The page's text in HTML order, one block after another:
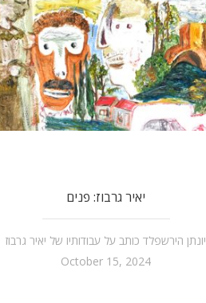
יאיר גרבוז: פנים
יונתן הירשפלד כותב על עבודותיו של יאיר גרבוז
October 15, 2024